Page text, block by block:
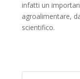
infatti un
agroalimentare,
scientifico.